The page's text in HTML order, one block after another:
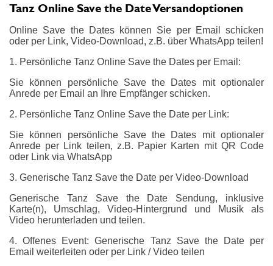
Tanz Online Save the Date Versandoptionen
Online Save the Dates können Sie per Email schicken
oder per Link, Video-Download, z.B. über WhatsApp teilen!
1. Persönliche Tanz Online Save the Dates per Email:
Sie können persönliche Save the Dates mit optionaler
Anrede per Email an Ihre Empfänger schicken.
2. Persönliche Tanz Online Save the Date per Link:
Sie können persönliche Save the Dates mit optionaler
Anrede per Link teilen, z.B. Papier Karten mit QR Code
oder Link via WhatsApp
3. Generische Tanz Save the Date per Video-Download
Generische Tanz Save the Date Sendung, inklusive
Karte(n), Umschlag, Video-Hintergrund und Musik als
Video herunterladen und teilen.
4. Offenes Event: Generische Tanz Save the Date per
Email weiterleiten oder per Link / Video teilen